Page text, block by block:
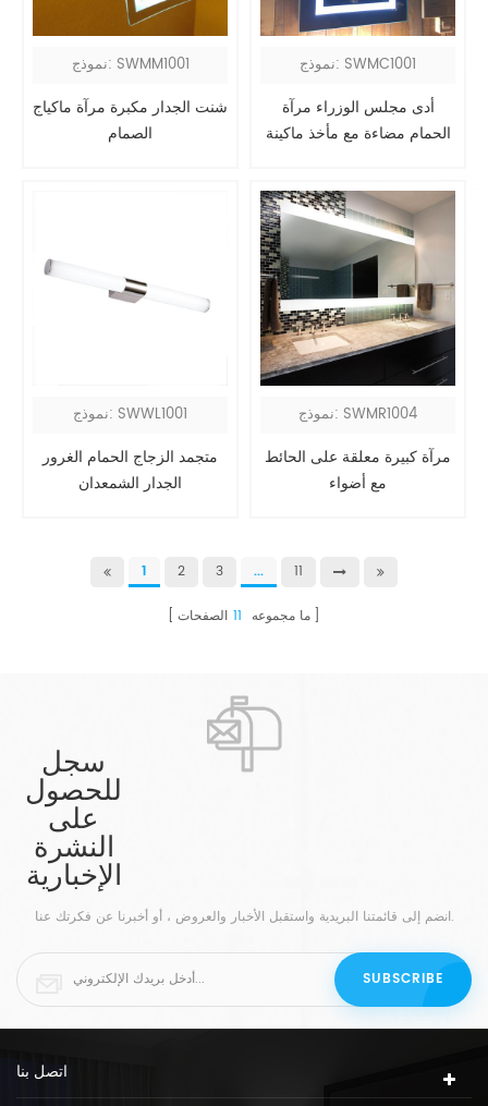
نموذج: SWMM1001
شنت الجدار مكبرة مرآة ماكياج
الصمام
نموذج: SWMC1001
أدى مجلس الوزراء مرآة
الحمام مضاءة مع مأخذ ماكينة
نموذج: SWWL1001
متجمد الزجاج الحمام الغرور
الجدار الشمعدان
نموذج: SWMR1004
مرآة كبيرة معلقة على الحائط
مع أضواء
1 2 3 ... 11
ما مجموعه 11 الصفحات
سجل
للحصول
على
النشرة
الإخبارية
انضم إلى قائمتنا البريدية واستقبل الأخبار والعروض ، أو أخبرنا عن فكرتك عنا.
اتصل بنا